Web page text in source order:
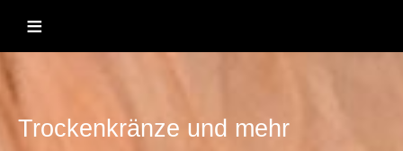
content
≡
Trockenkränze und mehr